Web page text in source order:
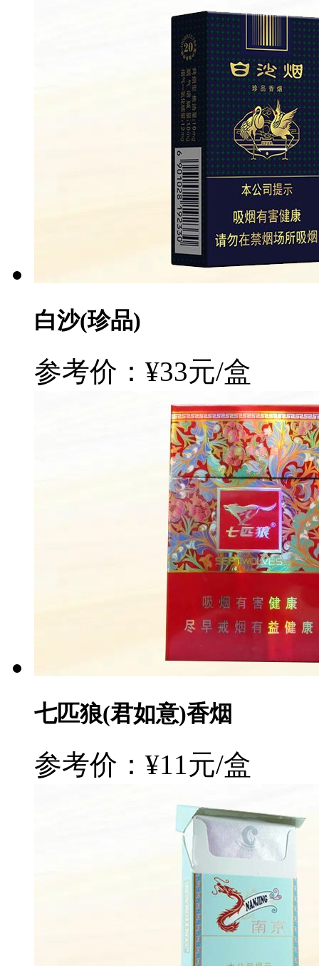
白沙(珍品)
参考价：¥33元/盒
七匹狼(君如意)香烟
参考价：¥11元/盒